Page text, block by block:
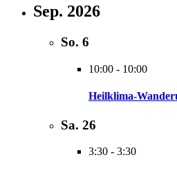
Sep. 2026
So. 6
10:00 - 10:00
Heilklima-
Sa. 26
3:30 - 3:30